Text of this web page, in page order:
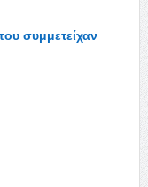
συμμετείχαν